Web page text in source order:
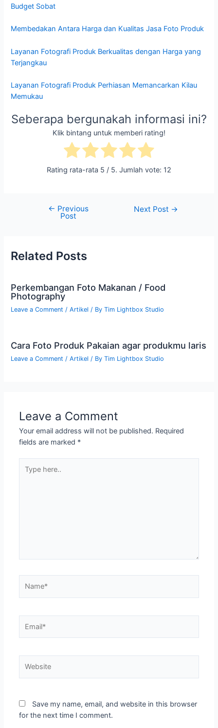
Budget Sobat
Membedakan Antara Harga dan Kualitas Jasa Foto Produk
Layanan Fotografi Produk Berkualitas dengan Harga yang
Terjangkau
Layanan Fotografi Produk Perhiasan Memancarkan Kilau
Memukau
Seberapa bergunakah informasi ini?
Klik bintang untuk memberi rating!
Rating rata-rata 5 / 5. Jumlah vote: 12
← Previous
Post
Next Post →
Related Posts
Perkembangan Foto Makanan / Food
Photography
Leave a Comment /Artikel / ByTim Lightbox Studio
Cara Foto Produk Pakaian agar produkmu laris
Leave a Comment /Artikel / ByTim Lightbox Studio
Leave a Comment
Your email address will not be published. Required
fields are marked *
here..
Save my name, email, and website in this browser
for the next time I comment.